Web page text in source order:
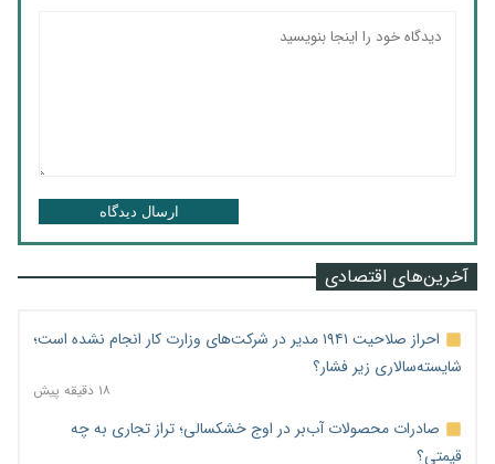
ارسال دیدگاه
آخرین‌های اقتصادی
احراز صلاحیت ۱۹۴۱ مدیر در شرکت‌های وزارت کار انجام نشده است؛
شایسته‌سالاری زیر فشار؟
۱۸ دقیقه پیش
صادرات محصولات آب‌بر در اوج خشکسالی؛ تراز تجاری به چه
قیمتی؟